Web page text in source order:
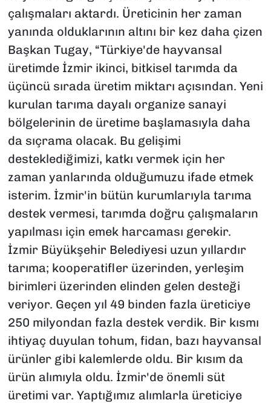
çalışmaları aktardı. Üreticinin her zaman
yanında olduklarının altını bir kez daha çizen
Başkan Tugay, “Türkiye'de hayvansal
üretimde İzmir ikinci, bitkisel tarımda da
üçüncü sırada üretim miktarı açısından. Yeni
kurulan tarıma dayalı organize sanayi
bölgelerinin de üretime başlamasıyla daha
da sıçrama olacak. Bu gelişimi
desteklediğimizi, katkı vermek için her
zaman yanlarında olduğumuzu ifade etmek
isterim. İzmir'in bütün kurumlarıyla tarıma
destek vermesi, tarımda doğru çalışmaların
yapılması için emek harcaması gerekir.
İzmir Büyükşehir Belediyesi uzun yıllardır
tarıma; kooperatifler üzerinden, yerleşim
birimleri üzerinden elinden gelen desteği
veriyor. Geçen yıl 49 binden fazla üreticiye
250 milyondan fazla destek verdik. Bir kısmı
ihtiyaç duyulan tohum, fidan, bazı hayvansal
ürünler gibi kalemlerde oldu. Bir kısım da
ürün alımıyla oldu. İzmir'de önemli süt
üretimi var. Yaptığımız alımlarla üreticiye